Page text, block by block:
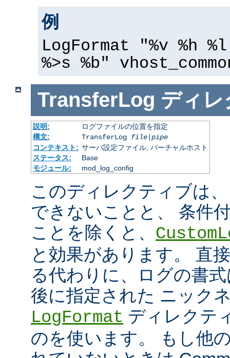
例
LogFormat "%v %h
%>s %b"
TransferLog ディレ
説明:
ログファイルの位置を指定
構文:
TransferLog file| pipe
コンテキスト: サーバ設定ファイル, バーチャルホスト
ステータス:
Base
モジュール:
mod_log_config
このディレクティブは
できないことと、 条件
ことを除くと、
と効果があります。 直
る代わりに、ログの書
後に指定された ニック
LogFormat ディレクテ
のを使います。 もし他